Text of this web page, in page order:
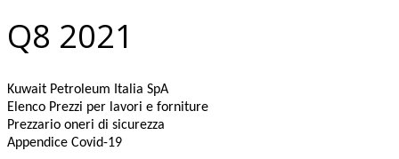
Q8 2021
Kuwait Petroleum Italia SpA
Elenco Prezzi per lavori e forniture
Prezzario oneri di sicurezza
Appendice Covid-19